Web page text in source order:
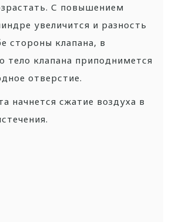
С повышением
увеличится и разность
стороны клапана, в
тело клапана приподнимется
отверстие.
начнется сжатие воздуха в